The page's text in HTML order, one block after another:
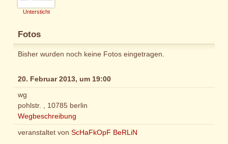
Untersticht
Fotos
Bisher wurden noch keine Fotos eingetragen.
20. Februar 2013, um 19:00
wg
pohlstr. , 10785 berlin
Wegbeschreibung
veranstaltet von ScHaFkOpF BeRLiN